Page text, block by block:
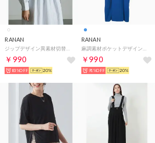
RANAN
￥990
83%OFF 20%
RANAN
￥990
91%OFF 20%